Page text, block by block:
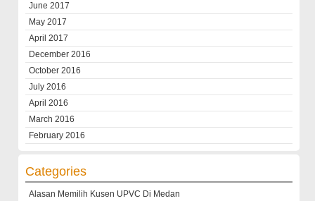
June 2017
May 2017
April 2017
December 2016
October 2016
July 2016
April 2016
March 2016
February 2016
Categories
Alasan Memilih Kusen UPVC Di Medan